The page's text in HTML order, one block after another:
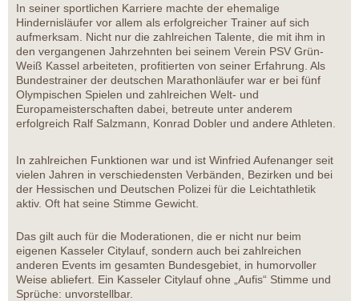
In seiner sportlichen Karriere machte der ehemalige
Hindernisläufer vor allem als erfolgreicher Trainer auf sich
aufmerksam. Nicht nur die zahlreichen Talente, die mit ihm in
den vergangenen Jahrzehnten bei seinem Verein PSV Grün-
Weiß Kassel arbeiteten, profitierten von seiner Erfahrung. Als
Bundestrainer der deutschen Marathonläufer war er bei fünf
Olympischen Spielen und zahlreichen Welt- und
Europameisterschaften dabei, betreute unter anderem
erfolgreich Ralf Salzmann, Konrad Dobler und andere Athleten.
In zahlreichen Funktionen war und ist Winfried Aufenanger seit
vielen Jahren in verschiedensten Verbänden, Bezirken und bei
der Hessischen und Deutschen Polizei für die Leichtathletik
aktiv. Oft hat seine Stimme Gewicht.
Das gilt auch für die Moderationen, die er nicht nur beim
eigenen Kasseler Citylauf, sondern auch bei zahlreichen
anderen Events im gesamten Bundesgebiet, in humorvoller
Weise abliefert. Ein Kasseler Citylauf ohne „Aufis“ Stimme und
Sprüche: unvorstellbar.